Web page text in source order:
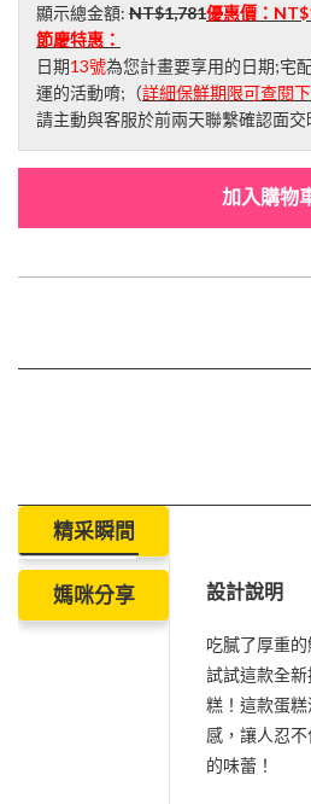
顯示總金額: NT$1,781優惠價：
節慶特惠：
日期13號為您計畫要享用的日期;宅
運的活動唷;（詳細保鮮期限可查閱
請主動與客服於前兩天聯繫確認面
加入購物
精采瞬間
媽咪分享 設計說明
吃膩了厚重
試試這款全
糕！這款蛋
感，讓人忍
的味蕾！